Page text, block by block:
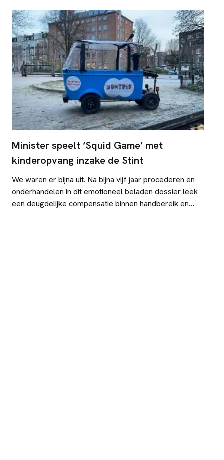
van de Minister om de Stint te schorsen, vervolgens
definitief van de weg te
Minister speelt ‘Squid Game’ met
kinderopvang inzake de Stint
We waren er bijna uit. Na bijna vijf jaar procederen en
onderhandelen in dit emotioneel beladen dossier leek
een deugdelijke compensatie binnen handbereik en